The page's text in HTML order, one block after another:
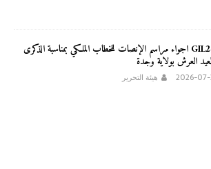
GIL24-TV اجواء مراسم الإنصات للخطاب الملكي بمناسبة الذكرى
2026- هيئة التحرير